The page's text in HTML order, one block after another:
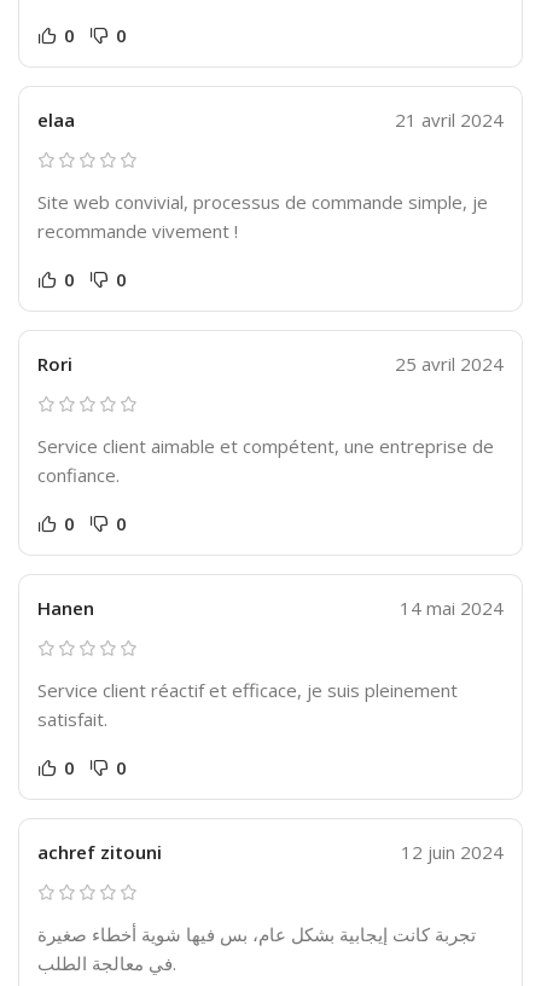
0 0
elaa 21 avril 2024
Site web convivial, processus de commande simple, je
recommande vivement !
0 0
Rori 25 avril 2024
Service client aimable et compétent, une entreprise de
confiance.
0 0
Hanen 14 mai 2024
Service client réactif et efficace, je suis pleinement
satisfait.
0 0
achref zitouni 12 juin 2024
تجربة كانت إيجابية بشكل عام، بس فيها شوية أخطاء صغيرة
في معالجة الطلب.